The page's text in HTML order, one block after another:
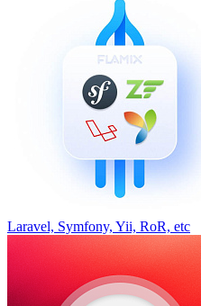
Laravel, Symfony, Yii, RoR, etc